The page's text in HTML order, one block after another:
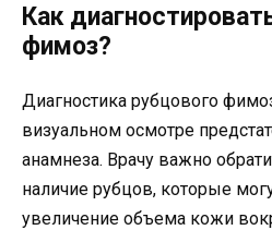
Как
фимоз?
Диагностика рубцового
визуальном осмотре
анамнеза. Врачу важно
наличие рубцов, которые
увеличение объема кожи